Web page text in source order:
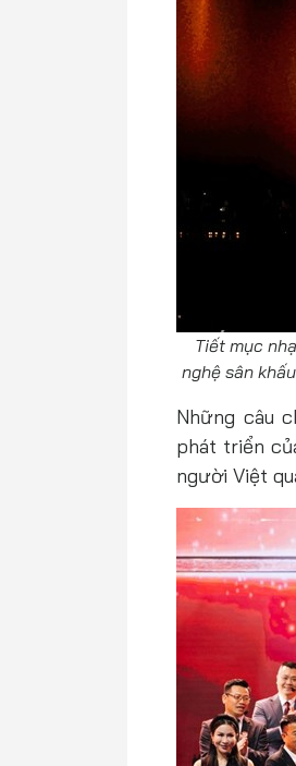
Tiết mục
nghệ sân
Những câu
phát triển
người Việt